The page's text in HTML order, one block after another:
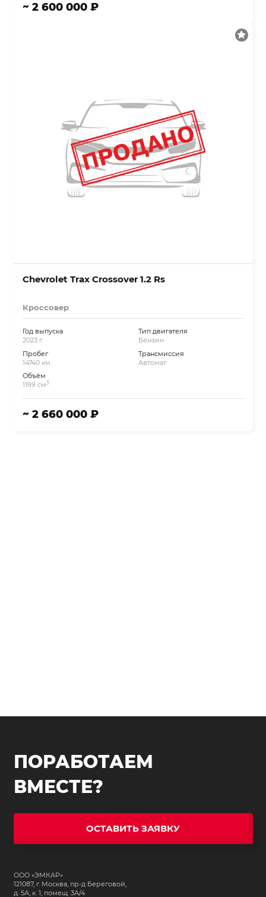
~ 2 600 000 ₽
Chevrolet Trax Crossover 1.2 Rs
Кроссовер
Год выпуска
2023 г.
Пробег
14740 км.
Объём
1199 см3
Тип двигателя
Бензин
Трансмиссия
Автомат
~ 2 660 000 ₽
ПОРАБОТАЕМ
ВМЕСТЕ?
ОСТАВИТЬ ЗАЯВКУ
ООО «ЭМКАР»
121087, г. Москва, пр-д Береговой,
д. 5А, к. 1, помещ. 3А/4